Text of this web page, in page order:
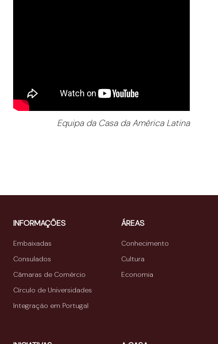
Equipa da Casa da América Latina
INFORMAÇÕES
Embaixadas
Consulados
Câmaras de Comércio
Círculo de Universidades
Integração em Portugal
ÁREAS
Conhecimento
Cultura
Economia